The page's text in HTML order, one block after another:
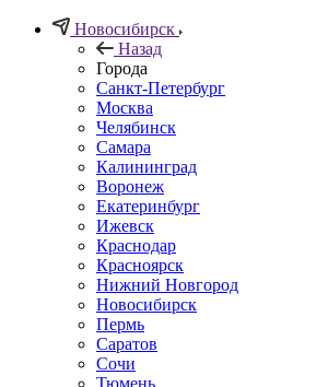
Новосибирск
Назад
Города
Санкт-Петербург
Москва
Челябинск
Самара
Калининград
Воронеж
Екатеринбург
Ижевск
Краснодар
Красноярск
Нижний Новгород
Новосибирск
Пермь
Саратов
Сочи
Тюмень